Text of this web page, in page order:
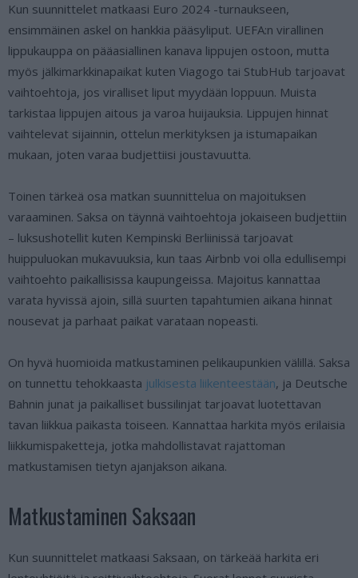
Kun suunnittelet matkaasi Euro 2024 -turnaukseen,
ensimmäinen askel on hankkia pääsyliput. UEFA:n virallinen
lippukauppa on pääasiallinen kanava lippujen ostoon, mutta
myös jälkimarkkinapaikat kuten Viagogo tai StubHub tarjoavat
vaihtoehtoja, jos viralliset liput myydään loppuun. Muista
tarkistaa lippujen aitous ja varoa huijauksia. Lippujen hinnat
vaihtelevat sijainnin, ottelun merkityksen ja istumapaikan
mukaan, joten varaa budjettiisi joustavuutta.
Toinen tärkeä osa matkan suunnittelua on majoituksen
varaaminen. Saksa on täynnä vaihtoehtoja jokaiseen budjettiin
– luksushotellit kuten Kempinski Berliinissä tarjoavat
huippuluokan mukavuuksia, kun taas Airbnb voi olla edullisempi
vaihtoehto paikallisissa kaupungeissa. Majoitus kannattaa
varata hyvissä ajoin, sillä suurten tapahtumien aikana hinnat
nousevat ja parhaat paikat varataan nopeasti.
On hyvä huomioida matkustaminen pelikaupunkien välillä. Saksa
on tunnettu tehokkaasta julkisesta liikenteestään, ja Deutsche
Bahnin junat ja paikalliset bussilinjat tarjoavat luotettavan
tavan liikkua paikasta toiseen. Kannattaa harkita myös erilaisia
liikkumispaketteja, jotka mahdollistavat rajattoman
matkustamisen tietyn ajanjakson aikana.
Matkustaminen Saksaan
Kun suunnittelet matkaasi Saksaan, on tärkeää harkita eri